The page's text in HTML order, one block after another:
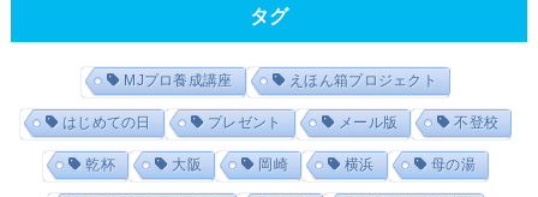
タグ
MJプロ養成講座 えほん箱プロジェクト
はじめての日 プレゼント メール版 不登校
乾杯 大阪 岡崎 横浜 母の湯